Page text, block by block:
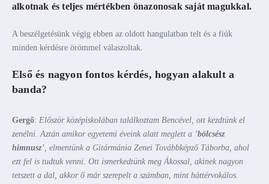
alkotnak és teljes mértékben önazonosak saját magukkal.
A beszélgetésünk végig ebben az oldott hangulatban telt és a fiúk
minden kérdésre örömmel válaszoltak.
Első és nagyon fontos kérdés, hogyan alakult a
banda?
Gergő: Először középiskolában találkoztam Bencével, ott kezdtünk el
zenélni. Aztán amikor egyetemi éveink alatt meglett a ’bölcsész
himnusz’, elmentünk a Gitármánia Zenei Továbbképző Táborba, ahol
ezt fel is tudtuk venni. Ott ismerkedtünk meg Ákossal, akinek nagyon
tetszett a dal, akkor ő már szerepelt a számban, mint háttérvokálos.